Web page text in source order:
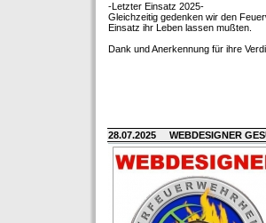
-Letzter Einsatz 2025-
Gleichzeitig gedenken wir den
Einsatz ihr Leben lassen mußten.
Dank und Anerkennung für ihre
28.07.2025 WEBDESIGNER